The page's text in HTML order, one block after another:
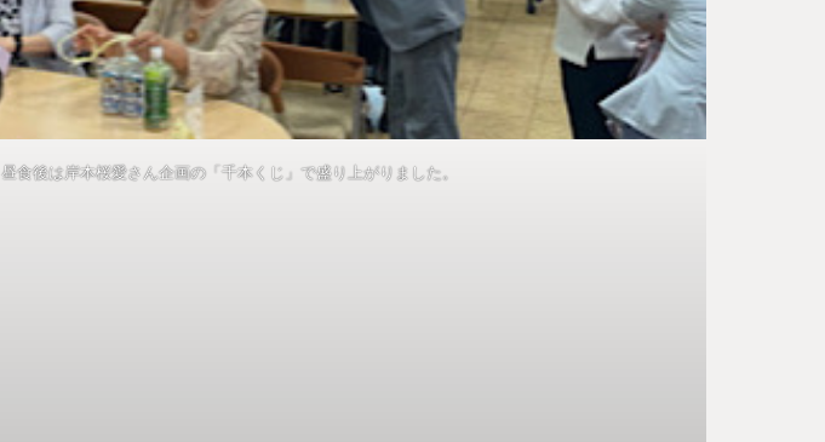
昼食後は岸本桜愛さん企画の「千本くじ」で盛り上がりました。